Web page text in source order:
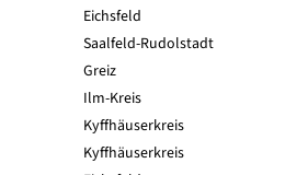
Eichsfeld
Saalfeld-Rudolstadt
Greiz
Ilm-Kreis
Kyffhäuserkreis
Kyffhäuserkreis